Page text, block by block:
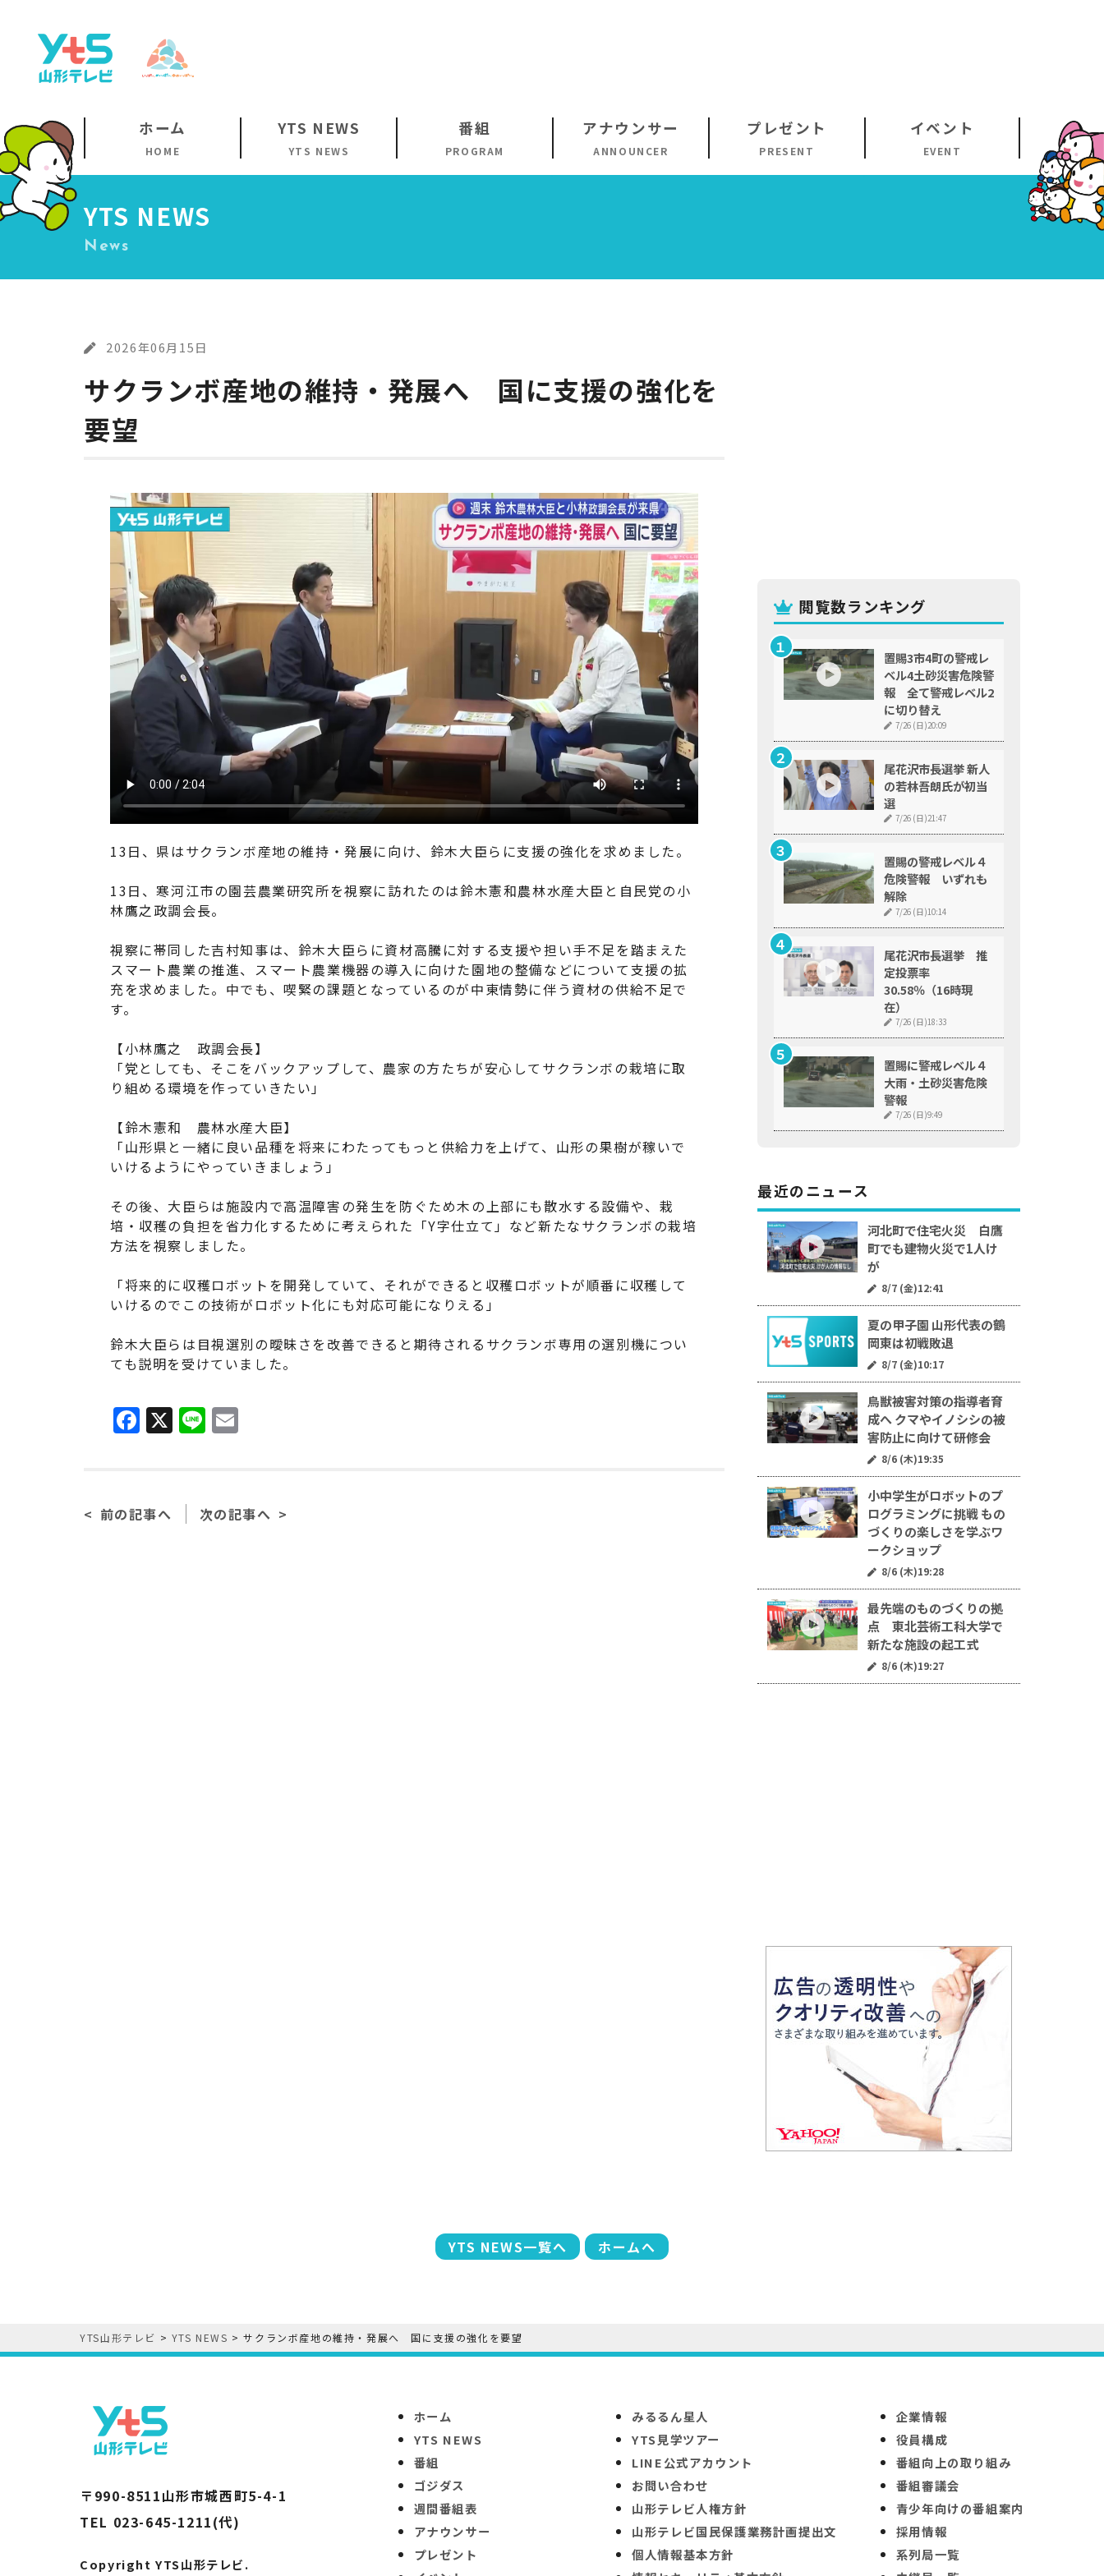
ホーム
HOME
YTS NEWS
YTS NEWS
番組
PROGRAM
アナウンサー
ANNOUNCER
プレゼント
PRESENT
イベント
EVENT
YTS NEWS
News
2026年06月15日
サクランボ産地の維持・発展へ 国に支援の強化を
要望
13日、県はサクランボ産地の維持・発展に向け、鈴木大臣らに支援の強化を求めました。
13日、寒河江市の園芸農業研究所を視察に訪れたのは鈴木憲和農林水産大臣と自民党の小
林鷹之政調会長。
視察に帯同した吉村知事は、鈴木大臣らに資材高騰に対する支援や担い手不足を踏まえた
スマート農業の推進、スマート農業機器の導入に向けた園地の整備などについて支援の拡
充を求めました。中でも、喫緊の課題となっているのが中東情勢に伴う資材の供給不足で
す。
【小林鷹之 政調会長】
「党としても、そこをバックアップして、農家の方たちが安心してサクランボの栽培に取
り組める環境を作っていきたい」
【鈴木憲和 農林水産大臣】
「山形県と一緒に良い品種を将来にわたってもっと供給力を上げて、山形の果樹が稼いで
いけるようにやっていきましょう」
その後、大臣らは施設内で高温障害の発生を防ぐため木の上部にも散水する設備や、栽
培・収穫の負担を省力化するために考えられた「Y字仕立て」など新たなサクランボの栽培
方法を視察しました。
「将来的に収穫ロボットを開発していて、それができると収穫ロボットが順番に収穫して
いけるのでこの技術がロボット化にも対応可能になりえる」
鈴木大臣らは目視選別の曖昧さを改善できると期待されるサクランボ専用の選別機につい
ても説明を受けていました。
F
a
e
b
X Li
n
l
前の記事へ 次の記事へ
閲覧数ランキング
置賜3市4町の警戒レ
ベル4土砂災害危険警
報 全て警戒レベル2
に切り替え
7/26 (日)20:09
尾花沢市長選挙 新人
の若林吾朗氏が初当
選
7/26 (日)21:47
置賜の警戒レベル４
危険警報 いずれも
解除
7/26 (日)10:14
尾花沢市長選挙 推
定投票率
30.58％（16時現
在）
7/26 (日)18:33
置賜に警戒レベル４
大雨・土砂災害危険
警報
7/26 (日)9:49
最近のニュース
河北町で住宅火災 白鷹
町でも建物火災で1人け
が
8/7 (金)12:41
夏の甲子園 山形代表の鶴
岡東は初戦敗退
8/7 (金)10:17
鳥獣被害対策の指導者育
成へ クマやイノシシの被
害防止に向けて研修会
8/6 (木)19:35
小中学生がロボットのプ
ログラミングに挑戦 もの
づくりの楽しさを学ぶワ
ークショップ
8/6 (木)19:28
最先端のものづくりの拠
点 東北芸術工科大学で
新たな施設の起工式
8/6 (木)19:27
YTS NEWS一覧へ ホームへ
YTS山形テレビ > YTS NEWS >サクランボ産地の維持・発展へ 国に支援の強化を要望
〒990-8511山形市城西町5-4-1
TEL 023-645-1211(代)
Copyright YTS山形テレビ.
ホーム
YTS NEWS
番組
ゴジダス
週間番組表
アナウンサー
プレゼント
みるるん星人
YTS見学ツアー
LINE公式アカウント
お問い合わせ
山形テレビ人権方針
山形テレビ国民保護業務計画提出文
個人情報基本方針
企業情報
役員構成
番組向上の取り組み
番組審議会
青少年向けの番組案内
採用情報
系列局一覧